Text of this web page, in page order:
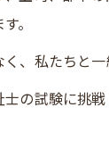
。
、私たちと一
の試験に挑